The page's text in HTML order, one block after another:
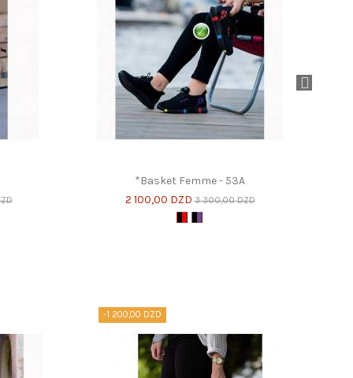
*Basket Femme - 53A
2 100,00 DZD 3 300,00 DZD
Noir et Rouge
Noir et Violet
-1 200,00 DZD